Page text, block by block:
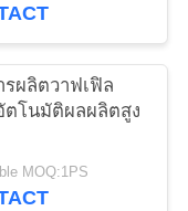
รผลิตวาฟเฟิล
ตโนมัติผลผลิตสูง
MOQ:1PS